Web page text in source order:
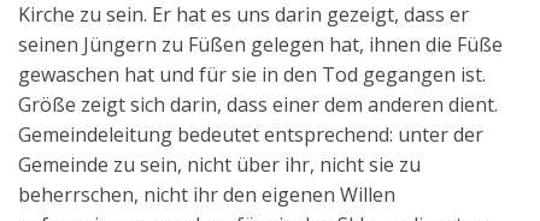
Kirche zu sein. Er hat es uns darin gezeigt, dass er
seinen Jüngern zu Füßen gelegen hat, ihnen die Füße
gewaschen hat und für sie in den Tod gegangen ist.
Größe zeigt sich darin, dass einer dem anderen dient.
Gemeindeleitung bedeutet entsprechend: unter der
Gemeinde zu sein, nicht über ihr, nicht sie zu
beherrschen, nicht ihr den eigenen Willen